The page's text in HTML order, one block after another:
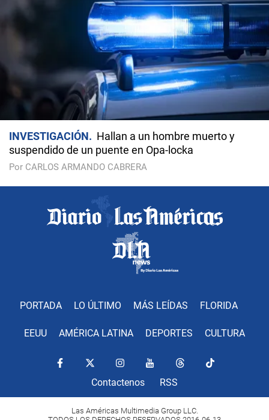
INVESTIGACIÓN
Hallan a un hombre muerto y
suspendido de un puente en Opa-locka
Por CARLOS ARMANDO CABRERA
PORTADA LO ÚLTIMO MÁS LEÍDAS FLORIDA
EEUU AMÉRICA LATINA DEPORTES CULTURA
Contactenos RSS
Las Américas Multimedia Group LLC.